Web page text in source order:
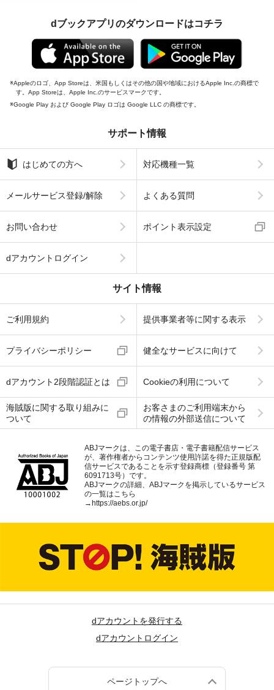
dブックアプリのダウンロードはコチラ
Appleのロゴ、App Storeは、米国もしくはその他の国や地域におけるApple Inc.の商標で
す。App Storeは、Apple Inc.のサービスマークです。
Google Play および Google Play ロゴは Google LLC の商標です。
サポート情報
はじめての方へ 対応機種一覧
メールサービス登録/解除 よくある質問
お問い合わせ ポイント表示設定
dアカウントログイン
サイト情報
ご利用規約 提供事業者等に関する表示
プライバシーポリシー 健全なサービスに向けて
dアカウント2段階認証とは Cookieの利用について
海賊版に関する取り組みに
ついて
お客さまのご利用端末から
の情報の外部送信について
ABJマークは、この電子書店・電子書籍配信サービス
が、著作権者からコンテンツ使用許諾を得た正規版配
信サービスであることを示す登録商標（登録番号 第
6091713号）です。
ABJマークの詳細、ABJマークを掲示しているサービス
の一覧はこちら
→ https://aebs.or.jp/
dアカウントを発行する
dアカウントログイン
ページトップへ